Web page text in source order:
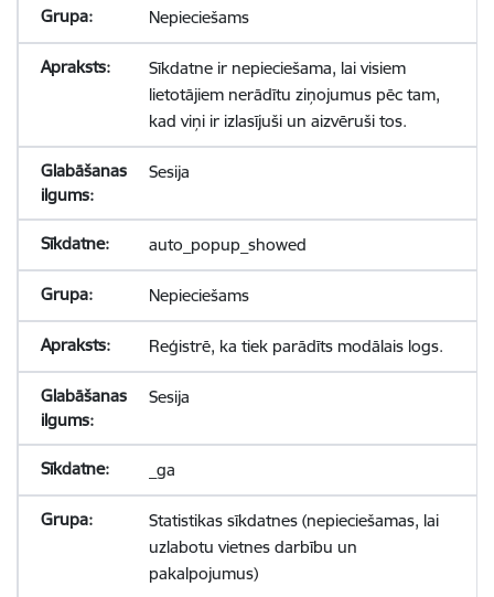
Nepieciešams
Sīkdatne ir nepieciešama, lai visiem
lietotājiem nerādītu ziņojumus pēc tam,
kad viņi ir izlasījuši un aizvēruši tos.
Sesija
auto_popup_showed
Nepieciešams
Reģistrē, ka tiek parādīts modālais logs.
Sesija
_ga
Statistikas sīkdatnes (nepieciešamas, lai
uzlabotu vietnes darbību un
pakalpojumus)